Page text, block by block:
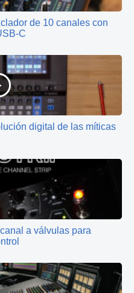
de 10 canales con
C
digital de las míticas
a válvulas para